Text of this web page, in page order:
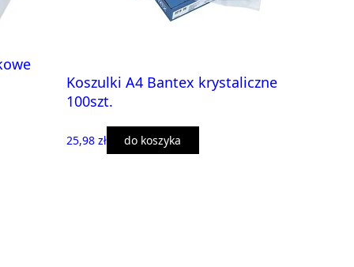
Koszulki A4 Bantex krystaliczne
100szt.
25,98 zł do koszyka